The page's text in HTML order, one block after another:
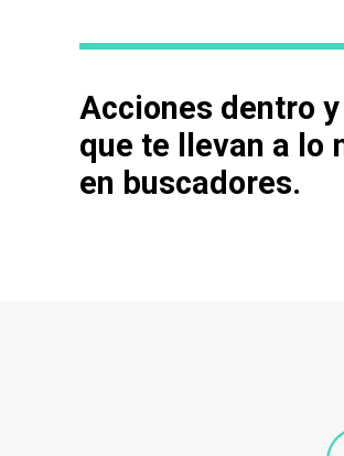
Acciones dentro
que te llevan a lo
en buscadores.